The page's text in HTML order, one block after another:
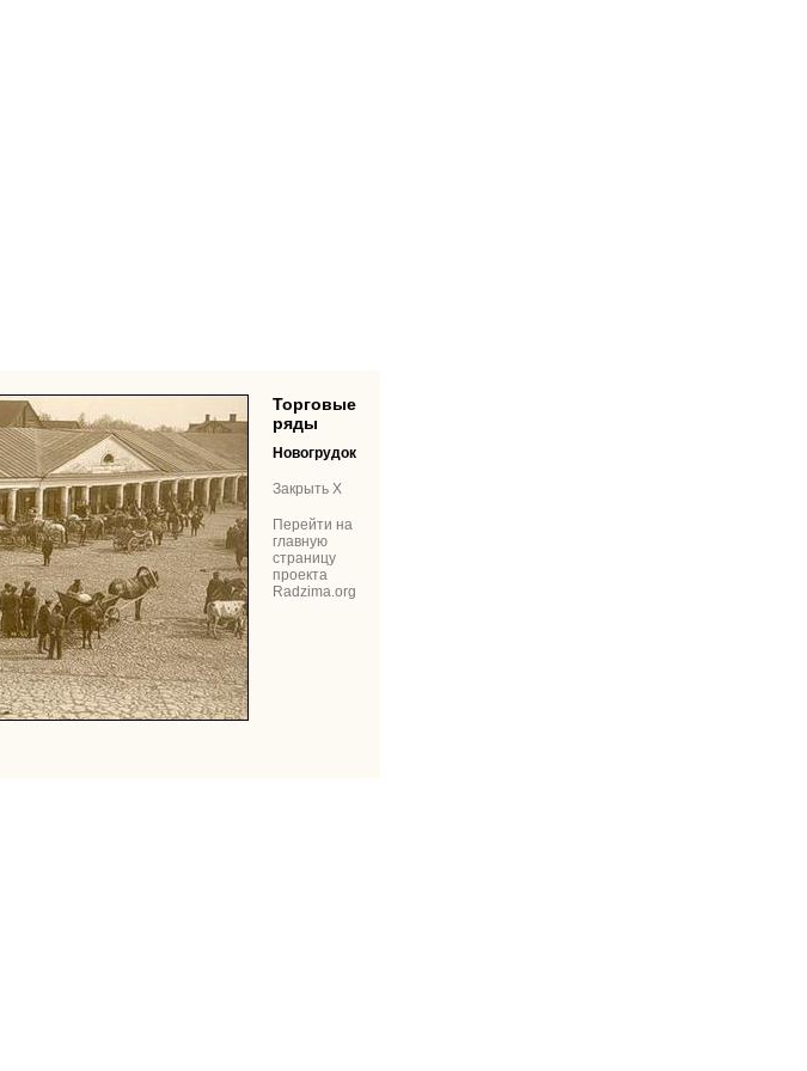
Торговые
ряды
Новогрудок
Закрыть X
Перейти на
главную
страницу
проекта
Radzima.org